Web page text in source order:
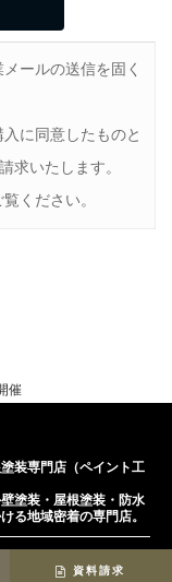
資料請求
ールの送信を固く
に同意したものと
求いたします。
覧ください。
催
装専門店（ペイント工
塗装・屋根塗装・防水
る地域密着の専門店。
業